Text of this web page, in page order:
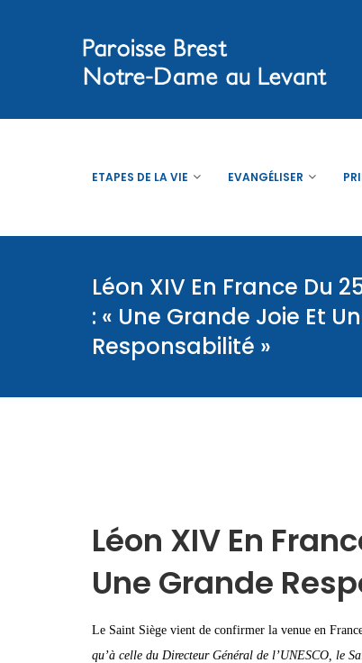
ETAPES DE LA VIE EVANGÉLISER
Léon XIV En France Du
: « Une Grande Joie Et
Responsabilité »
Léon XIV En
Une Grande
Le Saint Siège vient de confirmer la venue en
qu’à celle du Directeur Général de l’UNESCO, le